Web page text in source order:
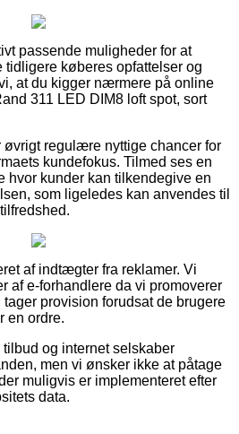
passende muligheder for at
tidligere køberes opfattelser og
at du kigger nærmere på online
311 LED DIM8 loft spot, sort
øvrigt regulære nyttige chancer for
kundefokus. Tilmed ses en
hvor kunder kan tilkendegive en
som ligeledes kan anvendes til
af indtægter fra reklamer. Vi
af e-forhandlere da vi promoverer
provision forudsat de brugere
en ordre.
og internet selskaber
men vi ønsker ikke at påtage
muligvis er implementeret efter
data.